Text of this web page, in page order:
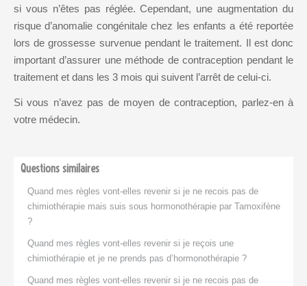
Lutéinisante
insuffisance
ovarienne
malformation
congénitale
trompes de fallope
si vous n’êtes pas réglée. Cependant, une augmentation du
risque d’anomalie congénitale chez les enfants a été reportée
lors de grossesse survenue pendant le traitement. Il est donc
important d’assurer une méthode de contraception pendant le
traitement et dans les 3 mois qui suivent l’arrêt de celui-ci.
Si vous n’avez pas de moyen de contraception, parlez-en à
votre médecin.
Questions similaires
Quand mes règles vont-elles revenir si je ne recois pas de
chimiothérapie mais suis sous hormonothérapie par Tamoxifène
?
Quand mes règles vont-elles revenir si je reçois une
chimiothérapie et je ne prends pas d’hormonothérapie ?
Quand mes règles vont-elles revenir si je ne recois pas de